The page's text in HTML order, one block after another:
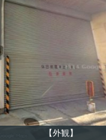
【外観】